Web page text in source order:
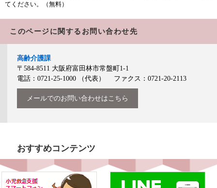
てください。（無料）
このページに関するお問い合わせ先
高齢介護課
〒584-8511 大阪府富田林市常盤町1-1
電話：0721-25-1000
（代表） ファクス：0721-20-2113
メールでのお問い合わせはこちら
おすすめコンテンツ